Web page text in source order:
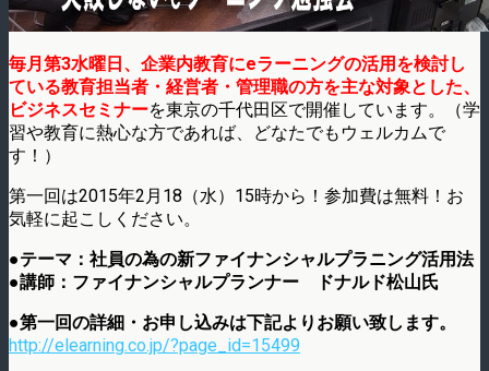
毎月第3水曜日、企業内教育にeラーニングの活用を検討し
ている教育担当者・経営者・管理職の方を主な対象とした、
ビジネスセミナーを東京の千代田区で開催しています。（学
習や教育に熱心な方であれば、どなたでもウェルカムで
す！）
第一回は2015年2月18（水）15時から！参加費は無料！お
気軽に起こしください。
●テーマ：社員の為の新ファイナンシャルプラニング活用法
●講師：ファイナンシャルプランナー ドナルド松山氏
●第一回の詳細・お申し込みは下記よりお願い致します。
http://elearning.co.jp/?page_id=15499